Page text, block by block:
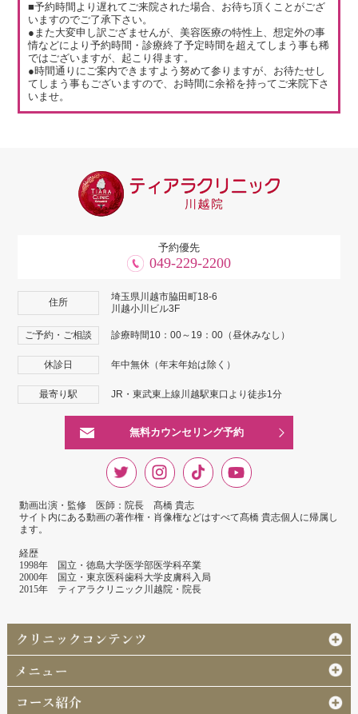
■予約時間より遅れてご来院された場合、お待ち頂くことがござ
いますのでご了承下さい。
●また大変申し訳ござませんが、美容医療の特性上、想定外の事
情などにより予約時間・診療終了予定時間を超えてしまう事も稀
ではございますが、起こり得ます。
●時間通りにご案内できますよう努めて参りますが、お待たせし
てしまう事もございますので、お時間に余裕を持ってご来院下さ
いませ。
予約優先
049-229-2200
住所
埼玉県川越市脇田町18-6
川越小川ビル3F
ご予約・ご相談 診療時間10：00～19：00（昼休みなし）
休診日 年中無休（年末年始は除く）
最寄り駅 JR・東武東上線川越駅東口より徒歩1分
無料カウンセリング予約
動画出演・監修 医師：院長 髙橋 貴志
サイト内にある動画の著作権・肖像権などはすべて髙橋 貴志個人に帰属し
ます。
経歴
1998年 国立・徳島大学医学部医学科卒業
2000年 国立・東京医科歯科大学皮膚科入局
2015年 ティアラクリニック川越院・院長